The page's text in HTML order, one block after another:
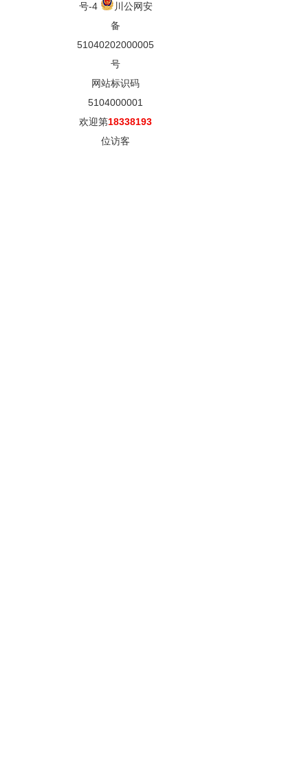
号-4
川公网安
备
51040202000005
号
网站标识码
5104000001
欢迎第18338193
位访客